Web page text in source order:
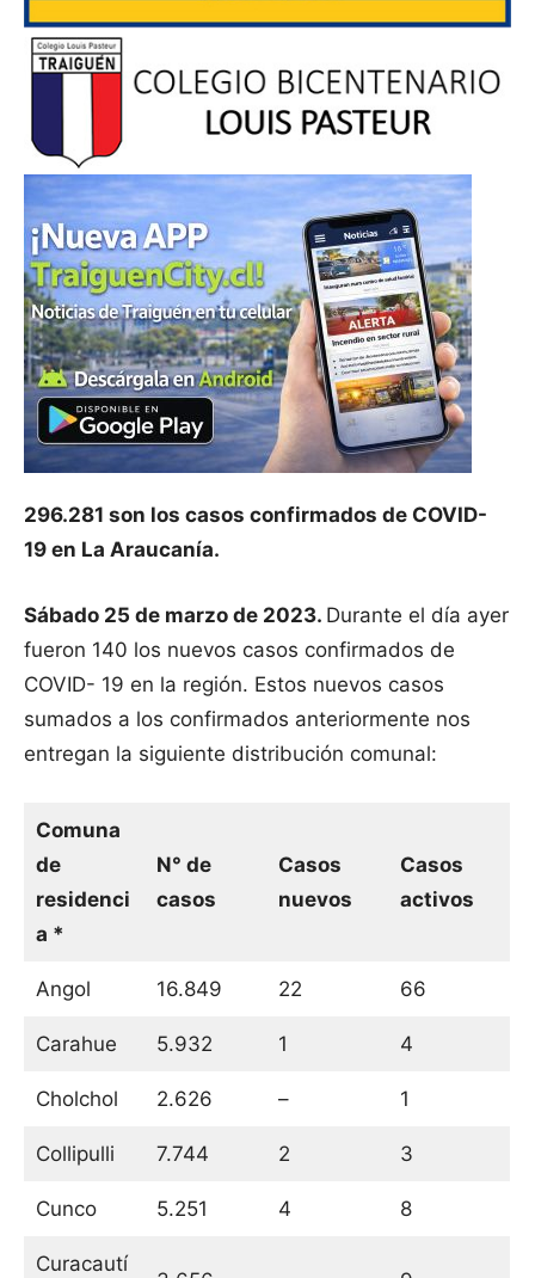
296.281 son los casos confirmados de COVID-
19 en La Araucanía.
Sábado 25 de marzo de 2023. Durante el día ayer
fueron 140 los nuevos casos confirmados de
COVID- 19 en la región. Estos nuevos casos
sumados a los confirmados anteriormente nos
entregan la siguiente distribución comunal:
Comuna
de
residenci
a *
N° de
casos
Casos
nuevos
Casos
activos
Angol 16.849 22 66
Carahue 5.932 1 4
Cholchol 2.626 – 1
Collipulli 7.744 2 3
Cunco 5.251 4 8
Curacautí